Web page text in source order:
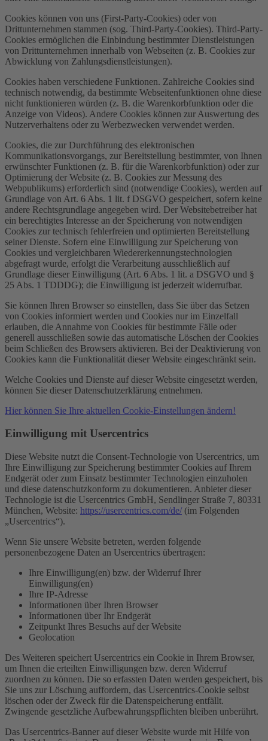
Cookies können von uns (First-Party-Cookies) oder von
Drittunternehmen stammen (sog. Third-Party-Cookies). Third-Party-
Cookies ermöglichen die Einbindung bestimmter Dienstleistungen
von Drittunternehmen innerhalb von Webseiten (z. B. Cookies zur
Abwicklung von Zahlungsdienstleistungen).
Cookies haben verschiedene Funktionen. Zahlreiche Cookies sind
technisch notwendig, da bestimmte Webseitenfunktionen ohne diese
nicht funktionieren würden (z. B. die Warenkorbfunktion oder die
Anzeige von Videos). Andere Cookies können zur Auswertung des
Nutzerverhaltens oder zu Werbezwecken verwendet werden.
Cookies, die zur Durchführung des elektronischen
Kommunikationsvorgangs, zur Bereitstellung bestimmter, von Ihnen
erwünschter Funktionen (z. B. für die Warenkorbfunktion) oder zur
Optimierung der Website (z. B. Cookies zur Messung des
Webpublikums) erforderlich sind (notwendige Cookies), werden auf
Grundlage von Art. 6 Abs. 1 lit. f DSGVO gespeichert, sofern keine
andere Rechtsgrundlage angegeben wird. Der Websitebetreiber hat
ein berechtigtes Interesse an der Speicherung von notwendigen
Cookies zur technisch fehlerfreien und optimierten Bereitstellung
seiner Dienste. Sofern eine Einwilligung zur Speicherung von
Cookies und vergleichbaren Wiedererkennungstechnologien
abgefragt wurde, erfolgt die Verarbeitung ausschließlich auf
Grundlage dieser Einwilligung (Art. 6 Abs. 1 lit. a DSGVO und §
25 Abs. 1 TDDDG); die Einwilligung ist jederzeit widerrufbar.
Sie können Ihren Browser so einstellen, dass Sie über das Setzen
von Cookies informiert werden und Cookies nur im Einzelfall
erlauben, die Annahme von Cookies für bestimmte Fälle oder
generell ausschließen sowie das automatische Löschen der Cookies
beim Schließen des Browsers aktivieren. Bei der Deaktivierung von
Cookies kann die Funktionalität dieser Website eingeschränkt sein.
Welche Cookies und Dienste auf dieser Website eingesetzt werden,
können Sie dieser Datenschutzerklärung entnehmen.
Hier können Sie Ihre aktuellen Cookie-Einstellungen ändern!
Einwilligung mit Usercentrics
Diese Website nutzt die Consent-Technologie von Usercentrics, um
Ihre Einwilligung zur Speicherung bestimmter Cookies auf Ihrem
Endgerät oder zum Einsatz bestimmter Technologien einzuholen
und diese datenschutzkonform zu dokumentieren. Anbieter dieser
Technologie ist die Usercentrics GmbH, Sendlinger Straße 7, 80331
München, Website: https://usercentrics.com/de/ (im Folgenden
„Usercentrics“).
Wenn Sie unsere Website betreten, werden folgende
personenbezogene Daten an Usercentrics übertragen:
Ihre Einwilligung(en) bzw. der Widerruf Ihrer
Einwilligung(en)
Ihre IP-Adresse
Informationen über Ihren Browser
Informationen über Ihr Endgerät
Zeitpunkt Ihres Besuchs auf der Website
Geolocation
Des Weiteren speichert Usercentrics ein Cookie in Ihrem Browser,
um Ihnen die erteilten Einwilligungen bzw. deren Widerruf
zuordnen zu können. Die so erfassten Daten werden gespeichert, bis
Sie uns zur Löschung auffordern, das Usercentrics-Cookie selbst
löschen oder der Zweck für die Datenspeicherung entfällt.
Zwingende gesetzliche Aufbewahrungspflichten bleiben unberührt.
Das Usercentrics-Banner auf dieser Website wurde mit Hilfe von